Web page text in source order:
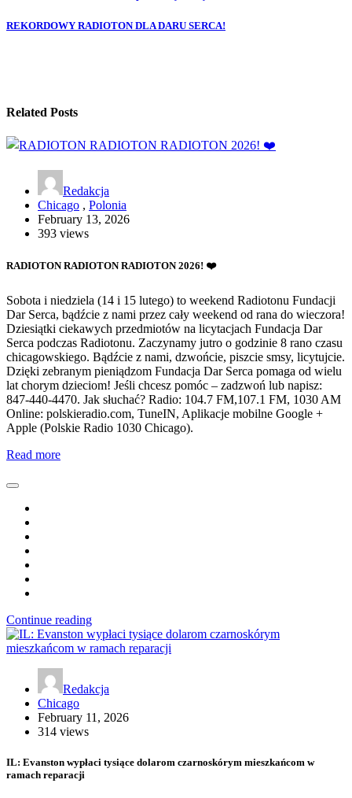
navigation
REKORDOWY RADIOTON DLA DARU SERCA!
Related Posts
Redakcja
Chicago , Polonia
February 13, 2026
393 views
RADIOTON RADIOTON RADIOTON 2026! ❤️
Sobota i niedziela (14 i 15 lutego) to weekend Radiotonu Fundacji
Dar Serca, bądźcie z nami przez cały weekend od rana do wieczora!
Dziesiątki ciekawych przedmiotów na licytacjach Fundacja Dar
Serca podczas Radiotonu. Zaczynamy jutro o godzinie 8 rano czasu
chicagowskiego. Bądźcie z nami, dzwońcie, piszcie smsy, licytujcie.
Dzięki zebranym pieniądzom Fundacja Dar Serca pomaga od wielu
lat chorym dzieciom! Jeśli chcesz pomóc – zadzwoń lub napisz:
847-440-4470. Jak słuchać? Radio: 104.7 FM,107.1 FM, 1030 AM
Online: polskieradio.com, TuneIN, Aplikacje mobilne Google +
Apple (Polskie Radio 1030 Chicago).
Read more
Continue reading
Redakcja
Chicago
February 11, 2026
314 views
IL: Evanston wypłaci tysiące dolarom czarnoskórym mieszkańcom w
ramach reparacji